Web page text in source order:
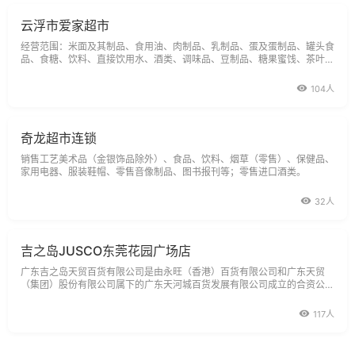
云浮市爱家超市
经营范围：米面及其制品、食用油、肉制品、乳制品、蛋及蛋制品、罐头食
品、食糖、饮料、直接饮用水、酒类、调味品、豆制品、糖果蜜饯、茶叶的
式糕点、裱花蛋糕）；零售经国家批准出版、发行的音像制品；卷烟的零
104人
奇龙超市连锁
销售工艺美术品（金银饰品除外）、食品、饮料、烟草（零售）、保健品、
家用电器、服装鞋帽、零售音像制品、图书报刊等；零售进口酒类。
32人
吉之岛JUSCO东莞花园广场店
广东吉之岛天贸百货有限公司是由永旺（香港）百货有限公司和广东天贸
（集团）股份有限公司属下的广东天河城百货发展有限公司成立的合资公
本著名零售企业，是亚洲第一大、全球第十三大商业零售集团，世界500强
117人